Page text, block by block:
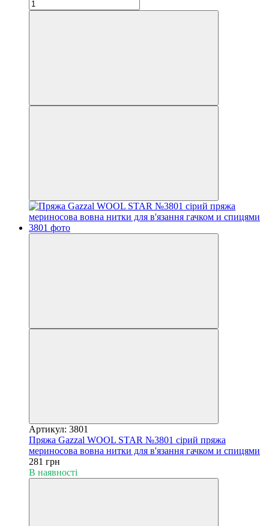
Артикул: 3801
Пряжа Gazzal WOOL STAR №3801 сірий пряжа
мериносова вовна нитки для в'язання гачком и спицями
281 грн
В наявності